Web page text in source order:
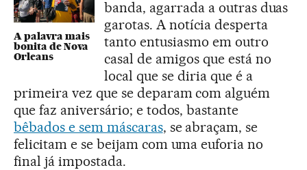
A palavra mais
bonita de Nova
Orleans
banda, agarrada a outras duas
garotas. A notícia desperta
tanto entusiasmo em outro
casal de amigos que está no
local que se diria que é a
primeira vez que se deparam com alguém
que faz aniversário; e todos, bastante
bêbados e sem máscaras, se abraçam, se
felicitam e se beijam com uma euforia no
final já impostada.